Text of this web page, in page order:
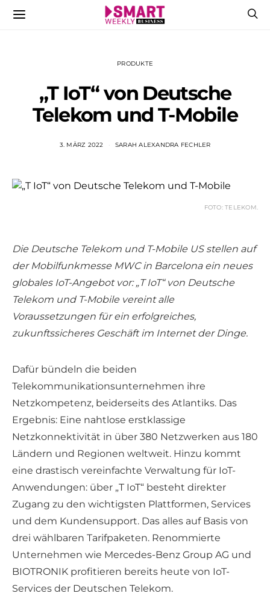
PRODUKTE
„T IoT“ von Deutsche
Telekom und T-Mobile
3. MÄRZ 2022 SARAH ALEXANDRA FECHLER
FOTO: TELEKOM.
Die Deutsche Telekom und T-Mobile US stellen auf
der Mobilfunkmesse MWC in Barcelona ein neues
globales IoT-Angebot vor: „T IoT“ von Deutsche
Telekom und T-Mobile vereint alle
Voraussetzungen für ein erfolgreiches,
zukunftssicheres Geschäft im Internet der Dinge.
Dafür bündeln die beiden
Telekommunikationsunternehmen ihre
Netzkompetenz, beiderseits des Atlantiks. Das
Ergebnis: Eine nahtlose erstklassige
Netzkonnektivität in über 380 Netzwerken aus 180
Ländern und Regionen weltweit. Hinzu kommt
eine drastisch vereinfachte Verwaltung für IoT-
Anwendungen: über „T IoT“ besteht direkter
Zugang zu den wichtigsten Plattformen, Services
und dem Kundensupport. Das alles auf Basis von
drei wählbaren Tarifpaketen. Renommierte
Unternehmen wie Mercedes-Benz Group AG und
BIOTRONIK profitieren bereits heute von IoT-
Services der Deutschen Telekom.